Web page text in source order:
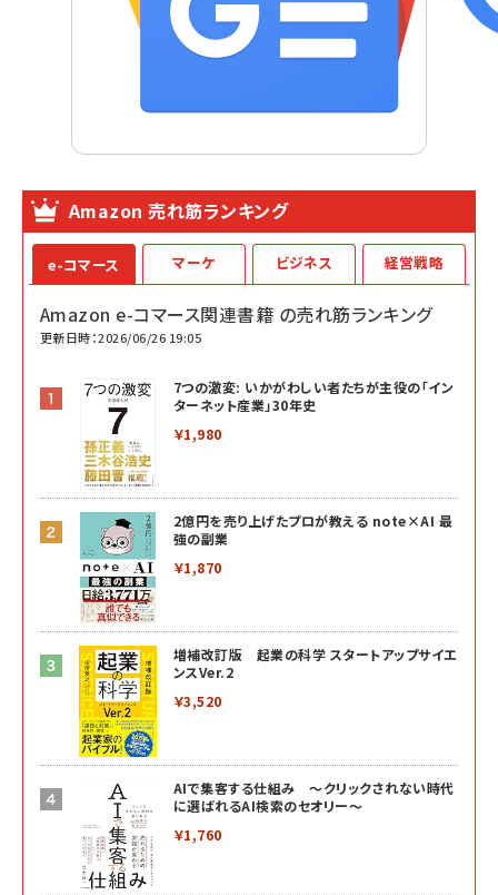
Amazon 売れ筋ランキング
e-コマース
Amazon e-コマース関連書籍 の売れ筋ランキング
更新日時：2026/06/26 19:05
7つの激変: いかがわしい者たちが主役の「イン
ターネット産業」30年史
￥1,980
2億円を売り上げたプロが教える note×AI 最
強の副業
￥1,870
増補改訂版 起業の科学 スタートアップサイエ
ンスVer.2
￥3,520
AIで集客する仕組み ～クリックされない時代
に選ばれるAI検索のセオリー～
￥1,760
マーケ ビジネス 経営戦略